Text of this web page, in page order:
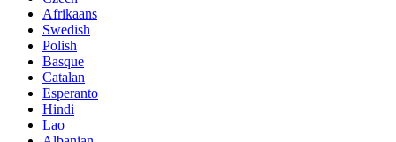
Afrikaans
Swedish
Polish
Basque
Catalan
Esperanto
Hindi
Lao